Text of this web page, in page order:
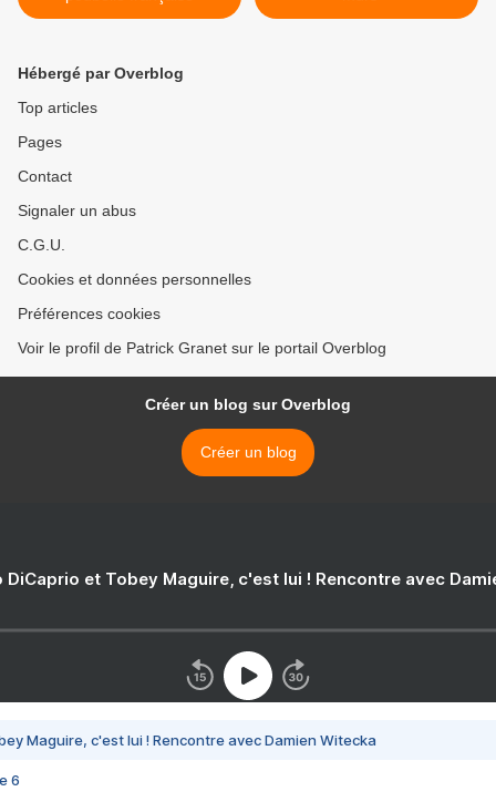
Hébergé par Overblog
Top articles
Pages
Contact
Signaler un abus
C.G.U.
Cookies et données personnelles
Préférences cookies
Voir le profil de Patrick Granet sur le portail Overblog
Créer un blog sur Overblog
Créer un blog
DiCaprio et Tobey Maguire, c'est lui ! Rencontre avec
Maguire, c'est lui ! Rencontre avec Damien Witecka
6